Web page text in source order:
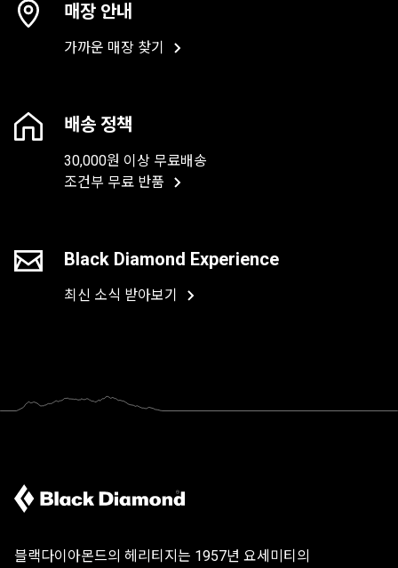
매장 안내
가까운 매장 찾기
배송 정책
30,000원 이상 무료배송
조건부 무료 반품
Black Diamond Experience
최신 소식 받아보기
블랙다이아몬드의 헤리티지는 1957년 요세미티의